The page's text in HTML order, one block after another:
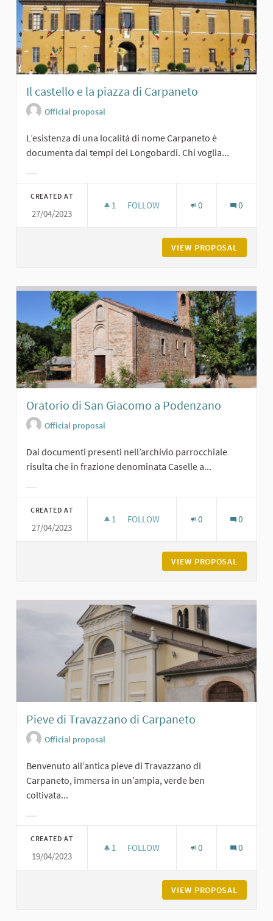
Il castello e la piazza di Carpaneto
Official proposal
L’esistenza di una località di nome Carpaneto è
documenta dai tempi dei Longobardi. Chi voglia...
CREATED AT
27/04/2023
1 1 FOLLOWER
FOLLOW 0 0
VIEW PROPOSAL
Oratorio di San Giacomo a Podenzano
Official proposal
Dai documenti presenti nell’archivio parrocchiale
risulta che in frazione denominata Caselle a...
CREATED AT
27/04/2023
1 1 FOLLOWER
FOLLOW 0 0
VIEW PROPOSAL
Pieve di Travazzano di Carpaneto
Official proposal
Benvenuto all’antica pieve di Travazzano di
Carpaneto, immersa in un’ampia, verde ben
coltivata...
CREATED AT
19/04/2023
1 1 FOLLOWER
FOLLOW 0 0
VIEW PROPOSAL